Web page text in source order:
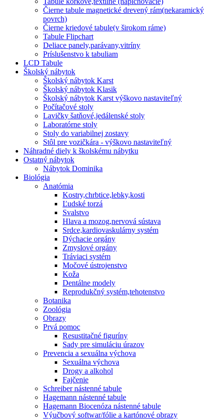
Čierne tabule magnetické drevený rám(nekaramický
povrch)
Čierne kriedové tabule(v širokom ráme)
Tabule Flipchart
Deliace panely,parávany,vitríny
Príslušenstvo k tabuliam
LCD Tabule
Školský nábytok
Školský nábytok Karst
Školský nábytok Klasik
Školský nábytok Karst výškovo nastaviteľný
Počítačové stoly
Lavičky šatňové,jedálenské stoly
Laboratórne stoly
Stoly do variabilnej zostavy
Stôl pre vozičkára - výškovo nastaviteľný
Náhradné diely k školskému nábytku
Ostatný nábytok
Nábytok Dominika
Biológia
Anatómia
Kostry,chrbtice,lebky,kosti
Ľudské torzá
Svalstvo
Hlava a mozog,nervová sústava
Srdce,kardiovaskulárny systém
Dýchacie orgány
Zmyslové orgány
Tráviaci systém
Močové ústrojenstvo
Koža
Dentálne modely
Reprodukčný systém,tehotenstvo
Botanika
Zoológia
Obrazy
Prvá pomoc
Resustitačné figuríny
Sady pre simuláciu úrazov
Prevencia a sexuálna výchova
Sexuálna výchova
Drogy a alkohol
Fajčenie
Schreiber nástenné tabule
Hagemann nástenné tabule
Hagemann Biocenóza nástenné tabule
Výučbový softwar/fólie a kartónové obrazy